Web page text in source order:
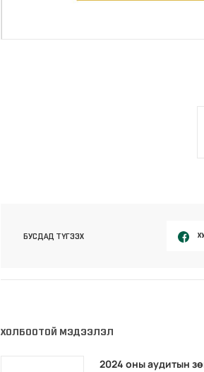
БУСДАД ТҮГЭЭХ
ХОЛБООТОЙ МЭДЭЭЛЭЛ
2024 оны аудитын